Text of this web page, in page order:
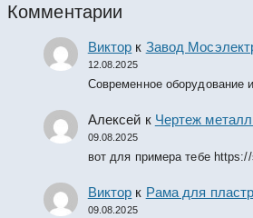
Комментарии
Виктор к Завод
12.08.2025
Современное оборудование
Алексей к Чертеж
09.08.2025
вот для примера тебе
Виктор к Рама для
09.08.2025